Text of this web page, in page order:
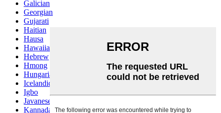
Galician
Georgian
Gujarati
Haitian
Hausa
Hawaiian
Hebrew
Hmong
Hungarian
Icelandic
Igbo
Javanese
Kannada